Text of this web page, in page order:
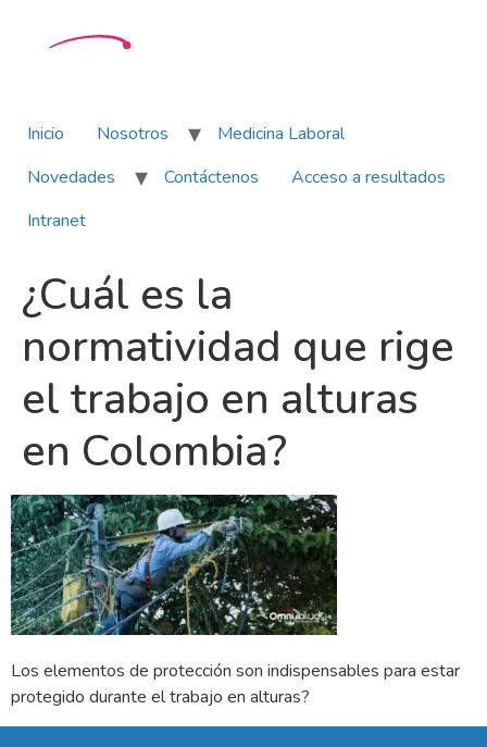
Inicio Nosotros
Medicina Laboral
Novedades
Contáctenos
Acceso a resultados
Intranet
¿Cuál es la
normatividad que rige
el trabajo en alturas
en Colombia?
Los elementos de protección son indispensables para estar
protegido durante el trabajo en alturas?